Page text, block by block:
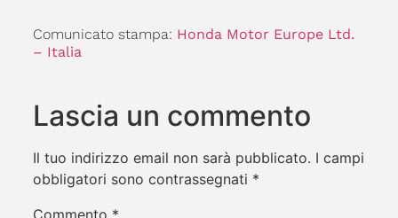
Comunicato stampa: Honda Motor Europe Ltd.
– Italia
Lascia un commento
Il tuo indirizzo email non sarà pubblicato. I campi
obbligatori sono contrassegnati *
Commento *